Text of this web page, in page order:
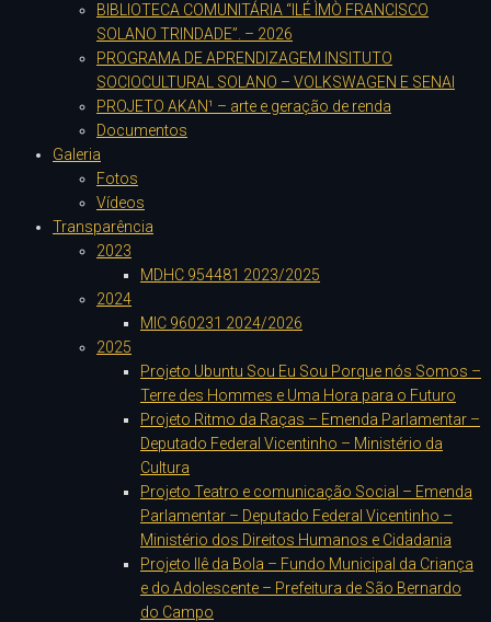
BIBLIOTECA COMUNITÁRIA “ILÉ ÌMÒ FRANCISCO
SOLANO TRINDADE”. – 2026
PROGRAMA DE APRENDIZAGEM INSITUTO
SOCIOCULTURAL SOLANO – VOLKSWAGEN E SENAI
PROJETO AKAN¹ – arte e geração de renda
Documentos
Galeria
Fotos
Vídeos
Transparência
2023
MDHC 954481 2023/2025
2024
MIC 960231 2024/2026
2025
Projeto Ubuntu Sou Eu Sou Porque nós Somos –
Terre des Hommes e Uma Hora para o Futuro
Projeto Ritmo da Raças – Emenda Parlamentar –
Deputado Federal Vicentinho – Ministério da
Cultura
Projeto Teatro e comunicação Social – Emenda
Parlamentar – Deputado Federal Vicentinho –
Ministério dos Direitos Humanos e Cidadania
Projeto Ilê da Bola – Fundo Municipal da Criança
e do Adolescente – Prefeitura de São Bernardo
do Campo